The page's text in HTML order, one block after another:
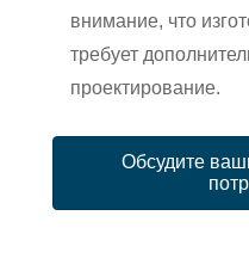
внимание, что
требует
проектирование.
Обсудите